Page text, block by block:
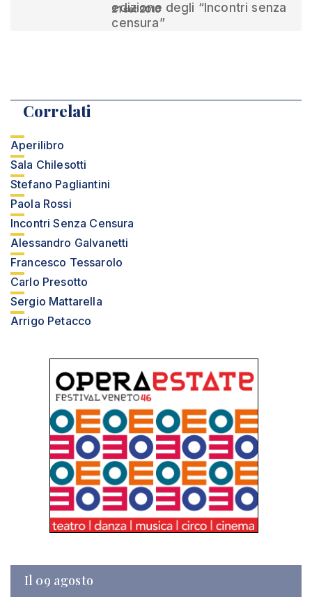
edizione degli “Incontri senza
censura”
21 set 2010
Correlati
Aperilibro
Sala Chilesotti
Stefano Pagliantini
Paola Rossi
Incontri Senza Censura
Alessandro Galvanetti
Francesco Tessarolo
Carlo Presotto
Sergio Mattarella
Arrigo Petacco
Il 09 agosto